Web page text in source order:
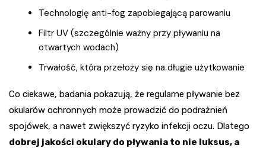
Technologię anti-fog zapobiegającą parowaniu
Filtr UV (szczególnie ważny przy pływaniu na
otwartych wodach)
Trwałość, która przełoży się na długie użytkowanie
Co ciekawe, badania pokazują, że regularne pływanie bez
okularów ochronnych może prowadzić do podrażnień
spojówek, a nawet zwiększyć ryzyko infekcji oczu. Dlatego
dobrej jakości okulary do pływania to nie luksus, a